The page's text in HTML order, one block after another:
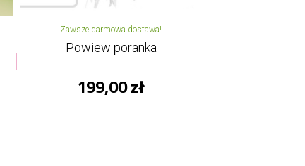
Zawsze darmowa dostawa!
Powiew poranka
199,00 zł